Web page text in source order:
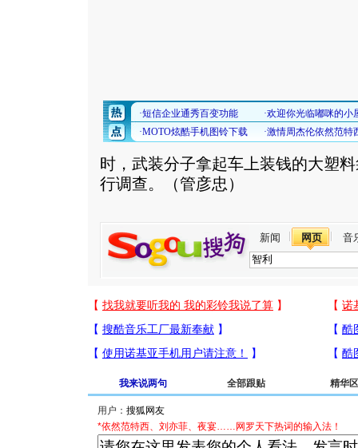
时，武装分子拿起车上装钱的大塑
行调查。（管彦忠）
新闻 网页 音
我来说两句 全部跟贴 精华区
用户：
*依然范特西、刘亦菲、夜宴……网罗天下热词的输入法！